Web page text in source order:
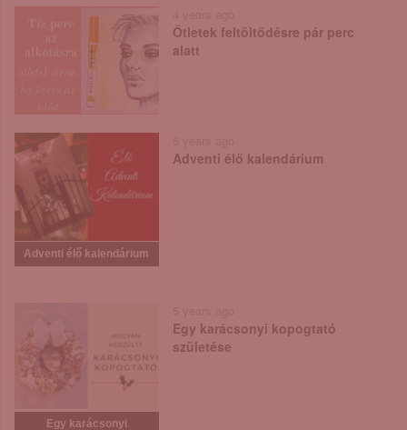
Ötletek feltöltődésre pár perc
alatt
Adventi élő kalendárium
Adventi élő kalendárium
Egy karácsonyi
Egy karácsonyi kopogtató
születése